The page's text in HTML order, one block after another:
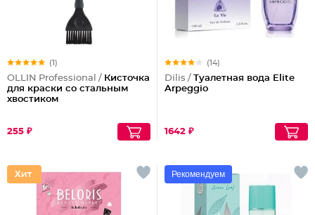
(1)
OLLIN Professional / Кисточка
для краски со стальным
хвостиком
255 ₽
(14)
Dilis / Туалетная вода Elite
Arpeggio
1642 ₽
Рекомендуем